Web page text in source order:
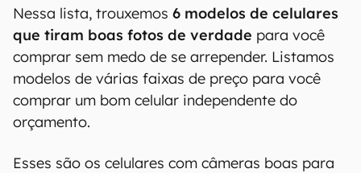
Nessa lista, trouxemos 6 modelos de celulares
que tiram boas fotos de verdade para você
comprar sem medo de se arrepender. Listamos
modelos de várias faixas de preço para você
comprar um bom celular independente do
orçamento.
Esses são os celulares com câmeras boas para